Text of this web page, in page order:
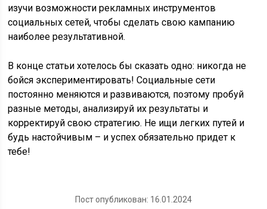
изучи возможности рекламных инструментов
социальных сетей, чтобы сделать свою кампанию
наиболее результативной.
В конце статьи хотелось бы сказать одно: никогда не
бойся экспериментировать! Социальные сети
постоянно меняются и развиваются, поэтому пробуй
разные методы, анализируй их результаты и
корректируй свою стратегию. Не ищи легких путей и
будь настойчивым – и успех обязательно придет к
тебе!
Пост опубликован: 16.01.2024